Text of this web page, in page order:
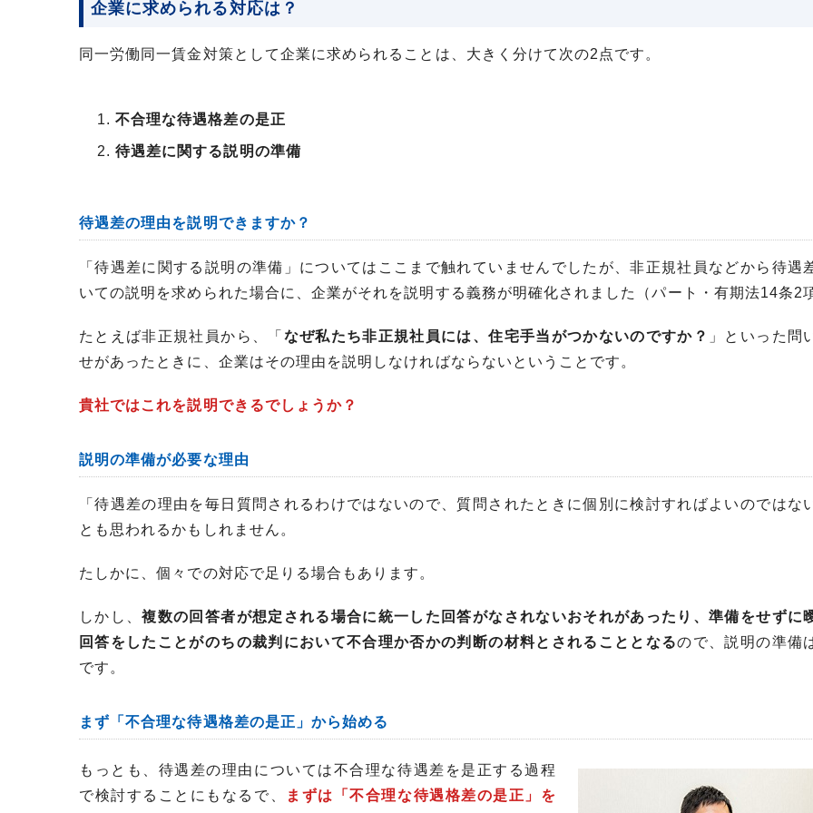
企業に求められる対応は？
同一労働同一賃金対策として企業に求められることは、大きく分けて次の2点です。
不合理な待遇格差の是正
待遇差に関する説明の準備
待遇差の理由を説明できますか？
「待遇差に関する説明の準備」についてはここまで触れていませんでしたが、非正規社員などから待遇
いての説明を求められた場合に、企業がそれを説明する義務が明確化されました（パート・有期法14条2
たとえば非正規社員から、「 なぜ私たち非正規社員には、住宅手当がつかないのですか？ 」といった問
せがあったときに、企業はその理由を説明しなければならないということです。
貴社ではこれを説明できるでしょうか？
説明の準備が必要な理由
「待遇差の理由を毎日質問されるわけではないので、質問されたときに個別に検討すればよいのではな
とも思われるかもしれません。
たしかに、個々での対応で足りる場合もあります。
しかし、複数の回答者が想定される場合に統一した回答がなされないおそれがあったり、準備をせずに
回答をしたことがのちの裁判において不合理か否かの判断の材料とされることとなるので、説明の準備
です。
まず「不合理な待遇格差の是正」から始める
もっとも、待遇差の理由については不合理な待遇差を是正する過程
で検討することにもなるで、
まずは「不合理な待遇格差の是正」を